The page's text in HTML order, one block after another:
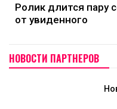
Ролик длится пару
от увиденного
НОВОСТИ ПАРТНЕРОВ